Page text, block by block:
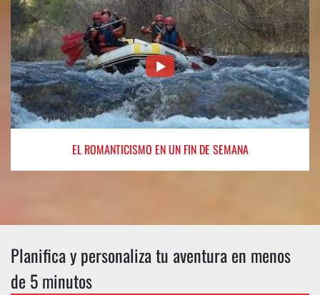
EL ROMANTICISMO EN UN FIN DE SEMANA
Planifica y personaliza tu aventura en menos
de 5 minutos